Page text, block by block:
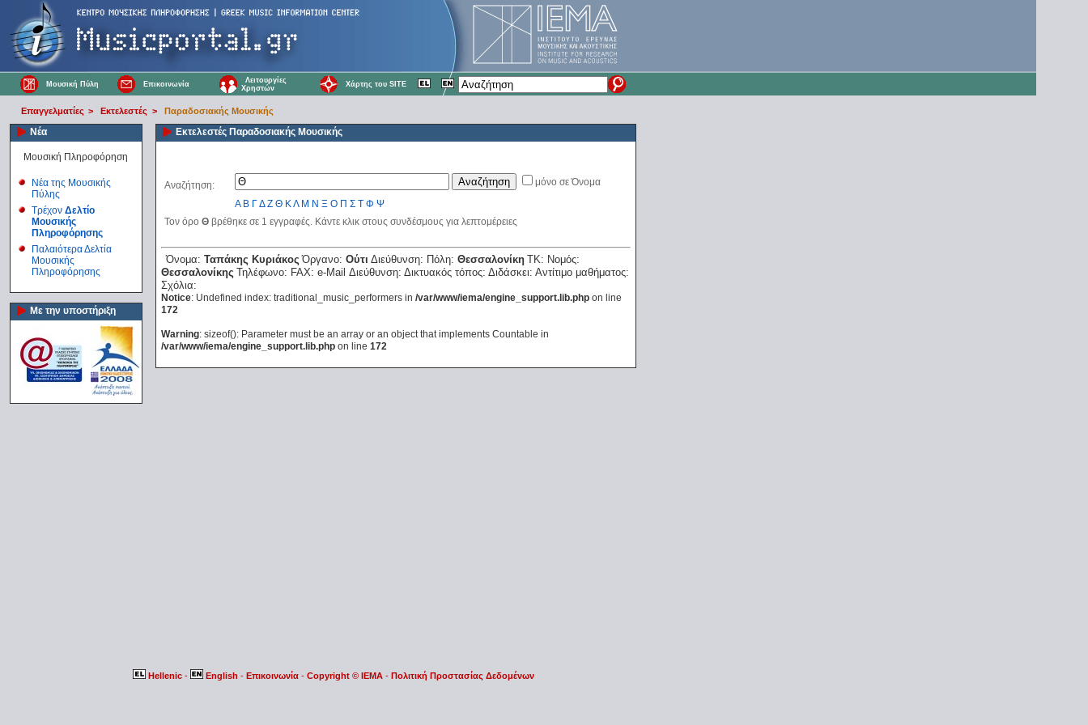
Μουσική Πύλη Επικοινωνία
Λειτουργίες
Χρηστών
Χάρτης του SITE
Επαγγελματίες > Εκτελεστές > Παραδοσιακής Μουσικής
Νέα
Μουσική Πληροφόρηση
Νέα της Μουσικής
Πύλης
Τρέχον Δελτίο
Μουσικής
Πληροφόρησης
Παλαιότερα Δελτία
Μουσικής
Πληροφόρησης
Με την υποστήριξη
Εκτελεστές Παραδοσιακής Μουσικής
Αναζήτηση:
μόνο σε Όνομα
Α Β ΓΔ Ζ Θ ΚΛ Μ Ν Ξ Ο Π Σ Τ Φ Ψ
Τον όρο Θ βρέθηκε σε 1 εγγραφές. Κάντε κλικ στους συνδέσμους για λεπτομέρειες
Όνομα: Ταπάκης Κυριάκος Όργανο: Ούτι Διεύθυνση: Πόλη: Θεσσαλονίκη ΤΚ: Νομός:
Θεσσαλονίκης Τηλέφωνο: FAX: e-Mail Διεύθυνση: Δικτυακός τόπος: Διδάσκει: Αντίτιμο μαθήματος:
Σχόλια:
Notice: Undefined index: traditional_music_performers in /var/www/iema/engine_support.lib.php on line
172
Warning: sizeof(): Parameter must be an array or an object that implements Countable in
/var/www/iema/engine_support.lib.php on line 172
Hellenic - English - Επικοινωνία - Copyright © IEMA - Πολιτική Προστασίας Δεδομένων